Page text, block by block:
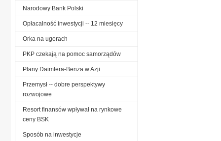
Narodowy Bank Polski
Opłacalność inwestycji -- 12 miesięcy
Orka na ugorach
PKP czekają na pomoc samorządów
Plany Daimlera-Benza w Azji
Przemysł -- dobre perspektywy
rozwojowe
Resort finansów wpływał na rynkowe
ceny BSK
Sposób na inwestycje